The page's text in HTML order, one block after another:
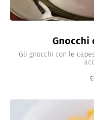
Gnocchi
Gli gnocchi con le